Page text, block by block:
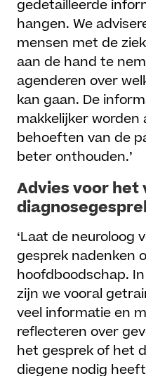
gedetailleerde
hangen. We
mensen met de
aan de hand te
agenderen over
kan gaan. De
makkelijker
behoeften van de
beter onthouden.’
Advies voor het
‘Laat de neuroloog
gesprek nadenken
hoofdboodschap.
zijn we vooral
veel informatie en
reflecteren over
het gesprek of het
diegene nodig